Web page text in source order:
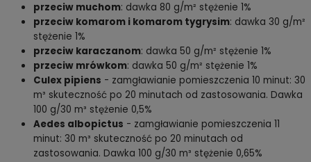
przeciw muchom: dawka 80 g/m² stężenie 1%
przeciw komarom i komarom tygrysim: dawka 30 g/m²
stężenie 1%
przeciw karaczanom: dawka 50 g/m² stężenie 1%
przeciw mrówkom: dawka 50 g/m² stężenie 1%
Culex pipiens - zamgławianie pomieszczenia 10 minut: 30
m³ skuteczność po 20 minutach od zastosowania. Dawka
100 g/30 m³ stężenie 0,5%
Aedes albopictus - zamgławianie pomieszczenia 11
minut: 30 m³ skuteczność po 20 minutach od
zastosowania. Dawka 100 g/30 m³ stężenie 0,65%